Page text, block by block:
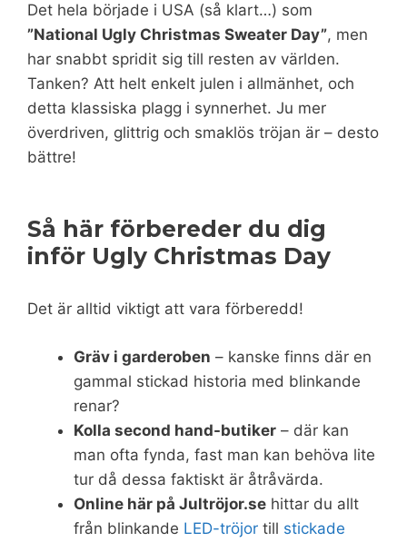
Det hela började i USA (så klart…) som
”National Ugly Christmas Sweater Day”, men
har snabbt spridit sig till resten av världen.
Tanken? Att helt enkelt julen i allmänhet, och
detta klassiska plagg i synnerhet. Ju mer
överdriven, glittrig och smaklös tröjan är – desto
bättre!
Så här förbereder du dig
inför Ugly Christmas Day
Det är alltid viktigt att vara förberedd!
Gräv i garderoben – kanske finns där en
gammal stickad historia med blinkande
renar?
Kolla second hand-butiker – där kan
man ofta fynda, fast man kan behöva lite
tur då dessa faktiskt är åtråvärda.
Online här på Jultröjor.se hittar du allt
från blinkande LED-tröjor till stickade